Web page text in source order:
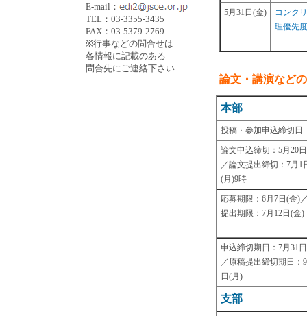
E-mail：
TEL：03-3355-3435
FAX：03-5379-2769
※行事などの問合せは
各情報に記載のある
問合先にご連絡下さい
5月31日(金)
コンク
理優先
論文・講演など
本部
投稿・参加申込締切日
論文申込締切：5月20
／論文提出締切：7月1
(月)9時
応募期限：6月7日(金)
提出期限：7月12日(金)
申込締切期日：7月31
／原稿提出締切期日：
日(月)
支部